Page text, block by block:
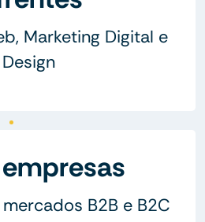
Marketing Digital e
Design
B2B e B2C